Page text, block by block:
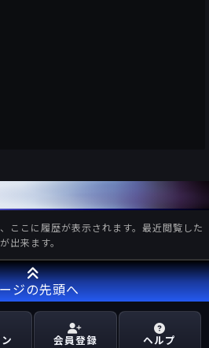
ここに履歴が表示されます。最近閲覧した
出来ます。
ジの先頭へ
会員登録 ヘルプ